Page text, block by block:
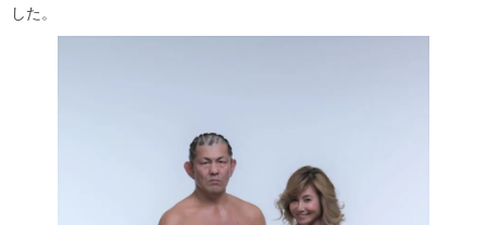
した。